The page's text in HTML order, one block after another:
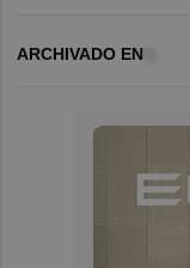
ARCHIVADO EN